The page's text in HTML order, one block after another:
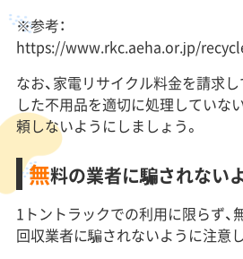
※参考：
https://www.rkc.aeha.or.jp/
なお、家電リサイクル料金を請求
した不用品を適切に処理していな
頼しないようにしましょう。
無料の業者に騙されない
1トントラックでの利用に限らず、
回収業者に騙されないように注意